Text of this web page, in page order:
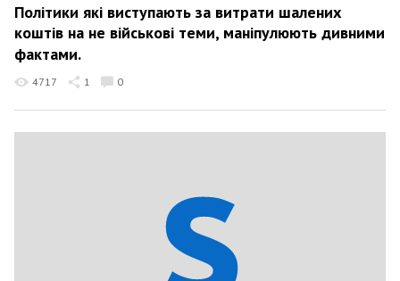
Політики які виступають за витрати шалених
коштів на не військові теми, маніпулюють дивними
фактами.
4717 1 0